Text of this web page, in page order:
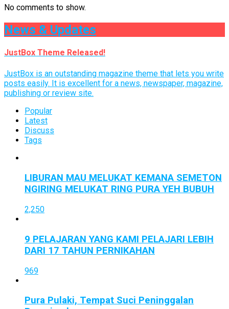
No comments to show.
News & Updates
JustBox Theme Released!
JustBox is an outstanding magazine theme that lets you write
posts easily. It is excellent for a news, newspaper, magazine,
publishing or review site.
Popular
Latest
Discuss
Tags
LIBURAN MAU MELUKAT KEMANA SEMETON
NGIRING MELUKAT RING PURA YEH BUBUH
2,250
9 PELAJARAN YANG KAMI PELAJARI LEBIH
DARI 17 TAHUN PERNIKAHAN
969
Pura Pulaki, Tempat Suci Peninggalan